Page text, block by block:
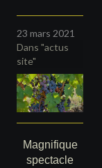
23 mars 2021
Dans "actus
site"
Magnifique
spectacle